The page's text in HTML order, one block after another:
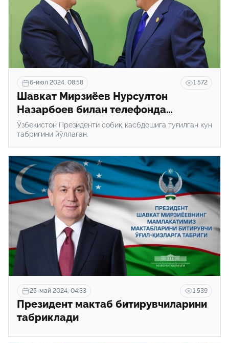
6-июл 2024, 08:58 1 572
Шавкат Мирзиёев Нурсултон
Назарбоев билан телефонда
гаплашди
Ўзбекистон Президенти собиқ касбдошига туғилган кун
табригини йўллаган.
25-май 2024, 04:33 1 539
Президент мактаб битирувчиларини
табриклади